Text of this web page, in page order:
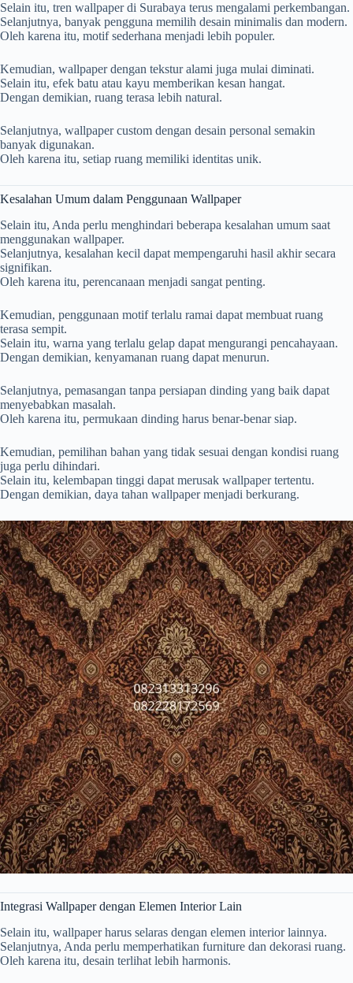
Selain itu, tren wallpaper di Surabaya terus mengalami perkembangan.
Selanjutnya, banyak pengguna memilih desain minimalis dan modern.
Oleh karena itu, motif sederhana menjadi lebih populer.
Kemudian, wallpaper dengan tekstur alami juga mulai diminati.
Selain itu, efek batu atau kayu memberikan kesan hangat.
Dengan demikian, ruang terasa lebih natural.
Selanjutnya, wallpaper custom dengan desain personal semakin
banyak digunakan.
Oleh karena itu, setiap ruang memiliki identitas unik.
Kesalahan Umum dalam Penggunaan Wallpaper
Selain itu, Anda perlu menghindari beberapa kesalahan umum saat
menggunakan wallpaper.
Selanjutnya, kesalahan kecil dapat mempengaruhi hasil akhir secara
signifikan.
Oleh karena itu, perencanaan menjadi sangat penting.
Kemudian, penggunaan motif terlalu ramai dapat membuat ruang
terasa sempit.
Selain itu, warna yang terlalu gelap dapat mengurangi pencahayaan.
Dengan demikian, kenyamanan ruang dapat menurun.
Selanjutnya, pemasangan tanpa persiapan dinding yang baik dapat
menyebabkan masalah.
Oleh karena itu, permukaan dinding harus benar-benar siap.
Kemudian, pemilihan bahan yang tidak sesuai dengan kondisi ruang
juga perlu dihindari.
Selain itu, kelembapan tinggi dapat merusak wallpaper tertentu.
Dengan demikian, daya tahan wallpaper menjadi berkurang.
Integrasi Wallpaper dengan Elemen Interior Lain
Selain itu, wallpaper harus selaras dengan elemen interior lainnya.
Selanjutnya, Anda perlu memperhatikan furniture dan dekorasi ruang.
Oleh karena itu, desain terlihat lebih harmonis.